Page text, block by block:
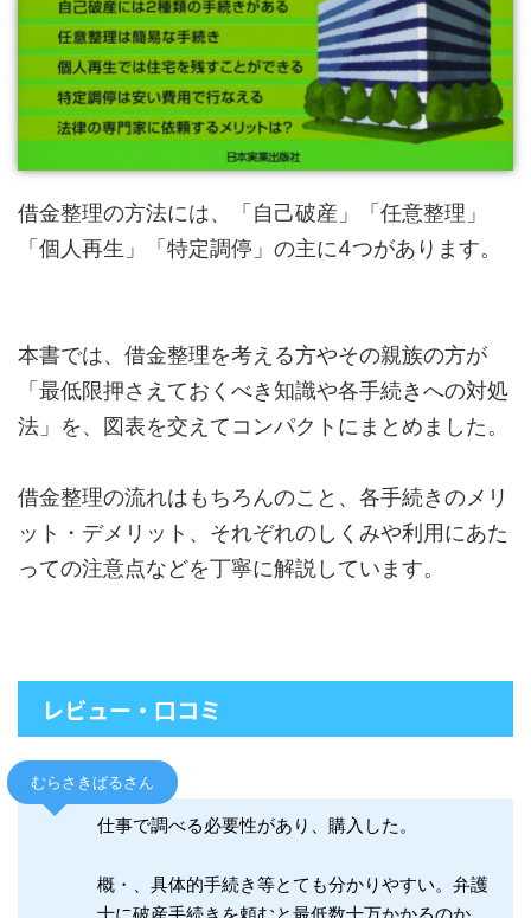
借金整理の方法には、「自己破産」「任意整理」
「個人再生」「特定調停」の主に4つがあります。
本書では、借金整理を考える方やその親族の方が
「最低限押さえておくべき知識や各手続きへの対処
法」を、図表を交えてコンパクトにまとめました。
借金整理の流れはもちろんのこと、各手続きのメリ
ット・デメリット、それぞれのしくみや利用にあた
っての注意点などを丁寧に解説しています。
レビュー・口コミ
むらさきばるさん
仕事で調べる必要性があり、購入した。
概・、具体的手続き等とても分かりやすい。弁護